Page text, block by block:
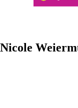
Nicole